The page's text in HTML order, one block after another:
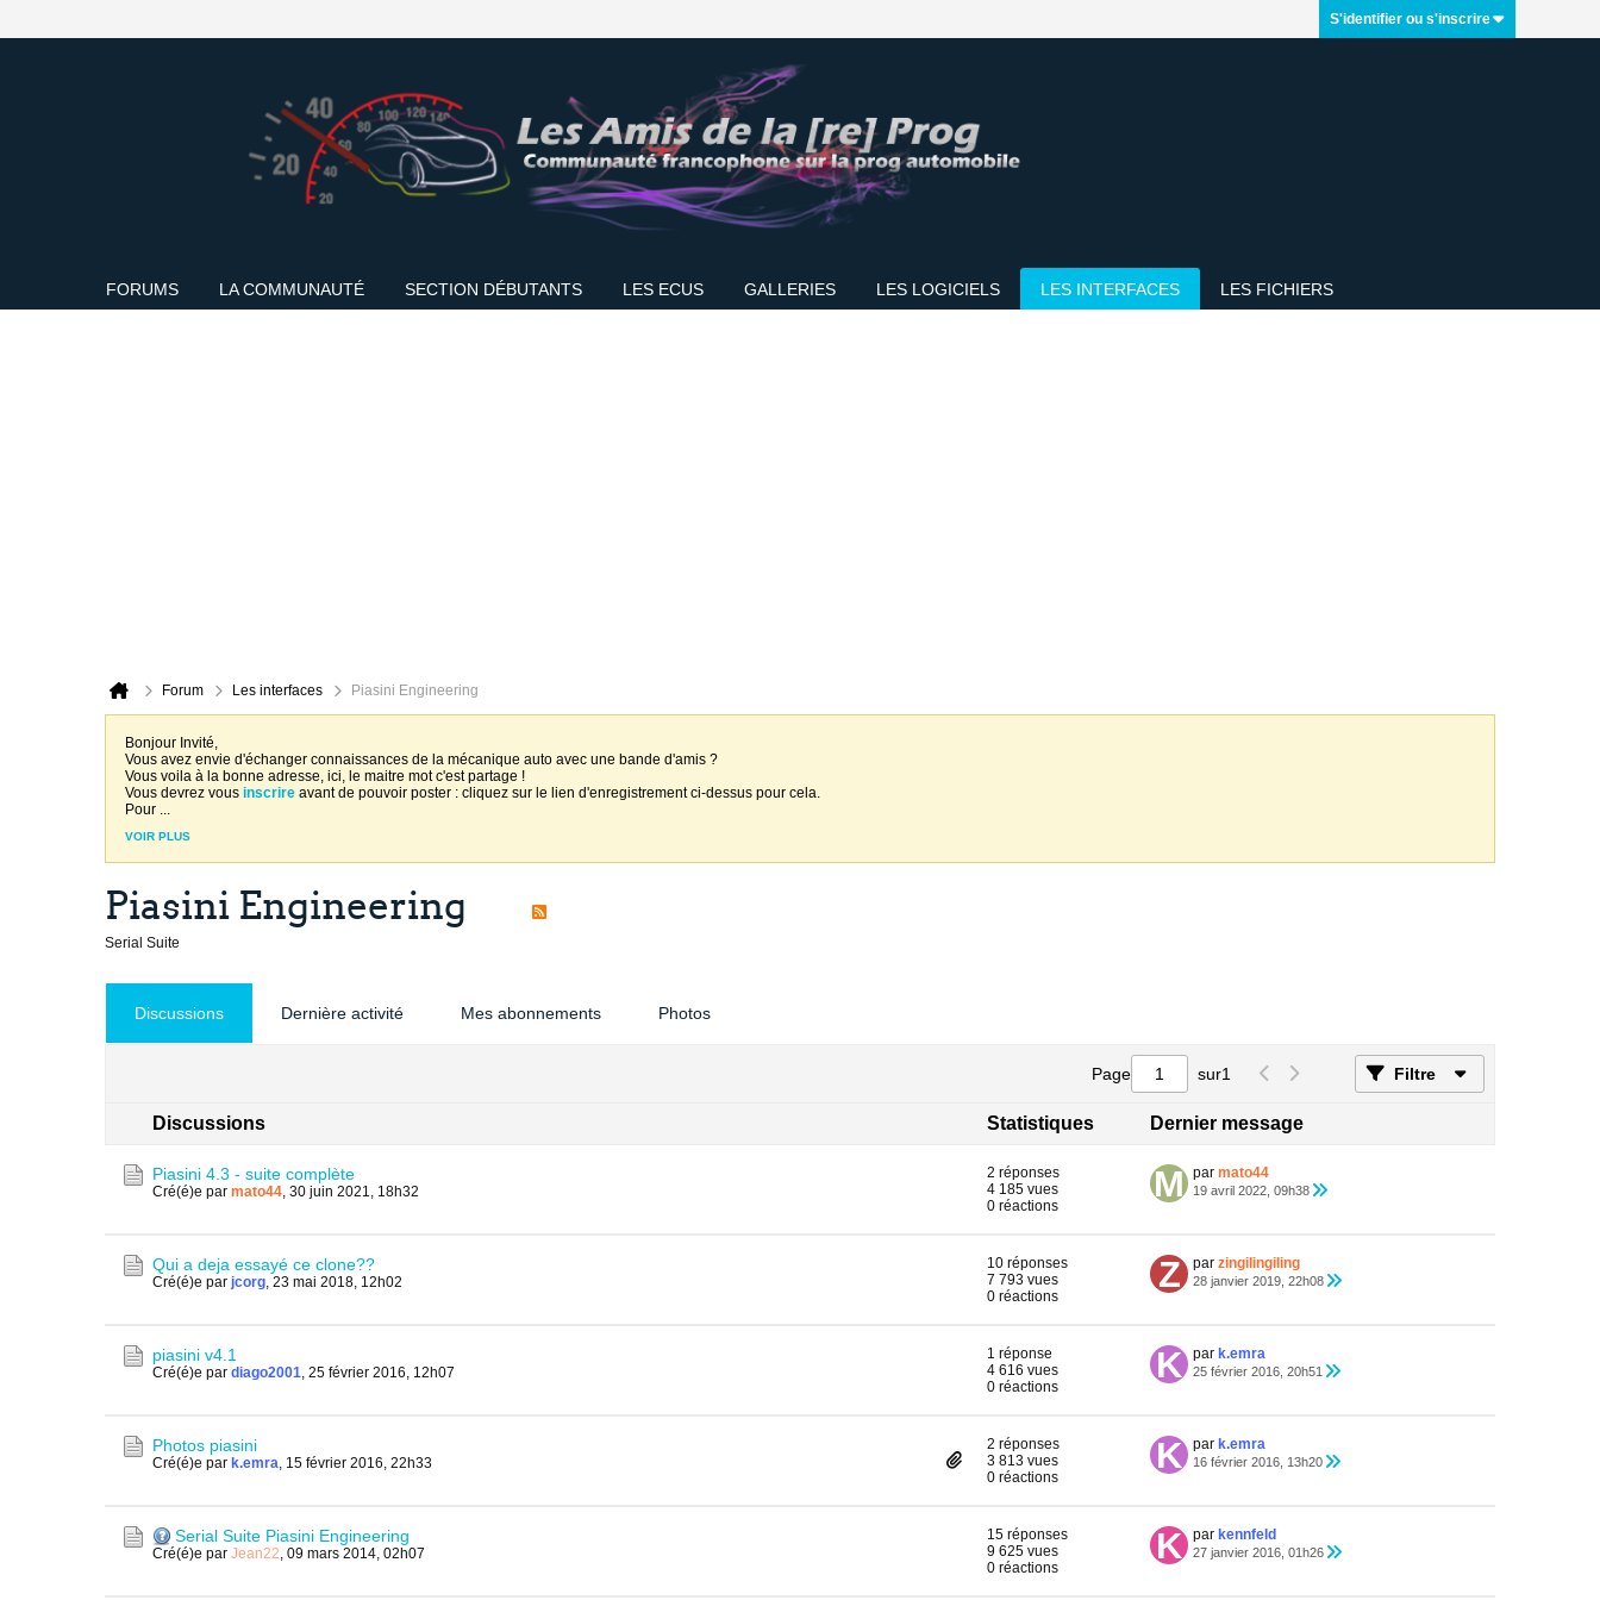
S'identifier ou s'inscrire
FORUMS LA COMMUNAUTÉ SECTION DÉBUTANTS LES ECUS GALLERIES LES LOGICIELS LES INTERFACES LES FICHIERS
Forum Les interfaces Piasini Engineering
Bonjour Invité,
Vous avez envie d'échanger connaissances de la mécanique auto avec une bande d'amis ?
Vous voila à la bonne adresse, ici, le maitre mot c'est partage !
Vous devrez vous inscrire avant de pouvoir poster : cliquez sur le lien d'enregistrement ci-dessus pour cela.
Pour ...
VOIR PLUS
Piasini Engineering
Serial Suite
Discussions Dernière activité Mes abonnements Photos
Page sur1 Filtre
Discussions Statistiques Dernier message
Piasini 4.3 - suite complète
Cré(é)e par mato44, 30 juin 2021, 18h32
2 réponses
4 185 vues
0 réactions
par mato44
19 avril 2022, 09h38
Qui a deja essayé ce clone??
Cré(é)e par jcorg, 23 mai 2018, 12h02
10 réponses
7 793 vues
0 réactions
par zingilingiling
28 janvier 2019, 22h08
piasini v4.1
Cré(é)e par diago2001, 25 février 2016, 12h07
1 réponse
4 616 vues
0 réactions
par k.emra
25 février 2016, 20h51
Photos piasini
Cré(é)e par k.emra, 15 février 2016, 22h33
2 réponses
3 813 vues
0 réactions
par k.emra
16 février 2016, 13h20
Serial Suite Piasini Engineering
Cré(é)e par Jean22, 09 mars 2014, 02h07
15 réponses
9 625 vues
0 réactions
par kennfeld
27 janvier 2016, 01h26